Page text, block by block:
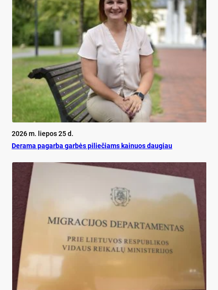
2026 m. liepos 25 d.
De­ra­ma pa­gar­ba gar­bės pi­lie­čiams kai­nuos dau­giau